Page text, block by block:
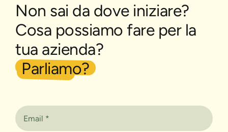
Non sai da dove iniziare?
Cosa possiamo fare per la
tua azienda?
Parliamo?